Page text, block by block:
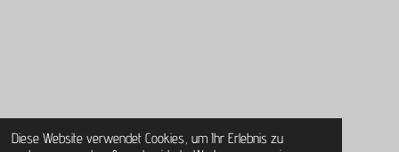
Diese Website verwendet Cookies, um Ihr Erlebnis zu